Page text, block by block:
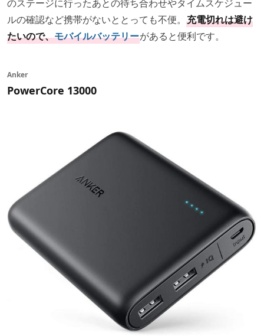
のステージに行ったあとの待ち合わせやタイムスケジュー
ルの確認など携帯がないととっても不便。 充電切れは避け
たいので、モバイルバッテリーがあると便利です。
Anker
PowerCore 13000